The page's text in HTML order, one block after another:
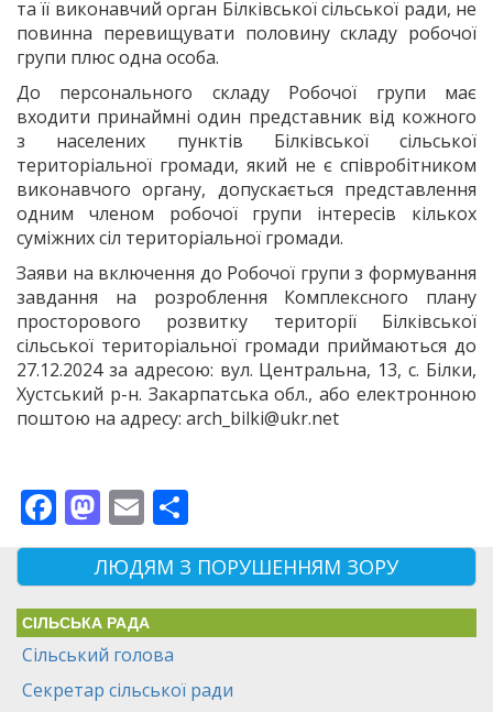
та її виконавчий орган Білківської сільської ради, не
повинна перевищувати половину складу робочої
групи плюс одна особа.
До персонального складу Робочої групи має
входити принаймні один представник від кожного
з населених пунктів Білківської сільської
територіальної громади, який не є співробітником
виконавчого органу, допускається представлення
одним членом робочої групи інтересів кількох
суміжних сіл територіальної громади.
Заяви на включення до Робочої групи з формування
завдання на розроблення Комплексного плану
просторового розвитку території Білківської
сільської територіальної громади приймаються до
27.12.2024 за адресою: вул. Центральна, 13, с. Білки,
Хустський р-н. Закарпатська обл., або електронною
поштою на адресу: arch_bilki@ukr.net
Facebook
Mastodon
Email
ЛЮДЯМ З ПОРУШЕННЯМ ЗОРУ
СІЛЬСЬКА РАДА
Сільський голова
Секретар сільської ради